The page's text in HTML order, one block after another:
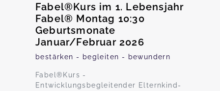
Fabel®Kurs im 1. Lebensjahr
Fabel® Montag 10:30
Geburtsmonate
Januar/Februar 2026
bestärken - begleiten - bewundern
Fabel®️Kurs -
Entwicklungsbegleitender Elternkind-